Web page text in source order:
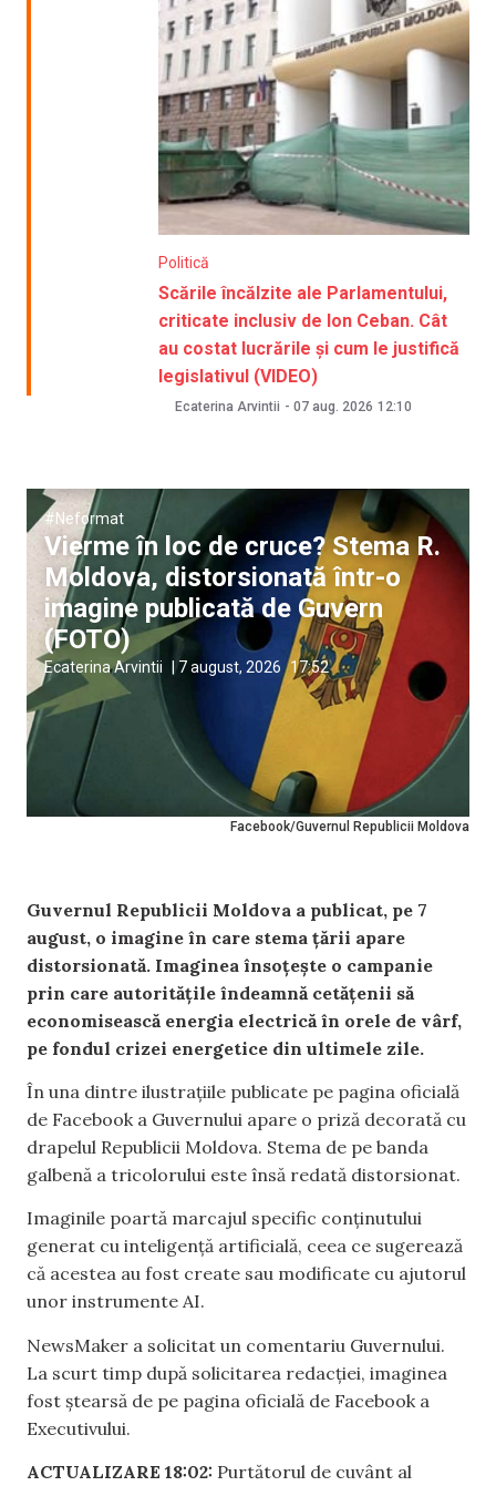
Politică
Scările încălzite ale Parlamentului,
criticate inclusiv de Ion Ceban. Cât
au costat lucrările și cum le justifică
legislativul (VIDEO)
Ecaterina Arvintii - 07 aug. 2026 12:10
Facebook/Guvernul Republicii Moldova
#Neformat
Vierme în loc de cruce? Stema R.
Moldova, distorsionată într-o
imagine publicată de Guvern
(FOTO)
Ecaterina Arvintii 7 august, 2026 17:52
Guvernul Republicii Moldova a publicat, pe 7
august, o imagine în care stema țării apare
distorsionată. Imaginea însoțește o campanie
prin care autoritățile îndeamnă cetățenii să
economisească energia electrică în orele de vârf,
pe fondul crizei energetice din ultimele zile.
În una dintre ilustrațiile publicate pe pagina oficială
de Facebook a Guvernului apare o priză decorată cu
drapelul Republicii Moldova. Stema de pe banda
galbenă a tricolorului este însă redată distorsionat.
Imaginile poartă marcajul specific conținutului
generat cu inteligență artificială, ceea ce sugerează
că acestea au fost create sau modificate cu ajutorul
unor instrumente AI.
NewsMaker a solicitat un comentariu Guvernului.
La scurt timp după solicitarea redacției, imaginea
fost ștearsă de pe pagina oficială de Facebook a
Executivului.
ACTUALIZARE 18:02: Purtătorul de cuvânt al